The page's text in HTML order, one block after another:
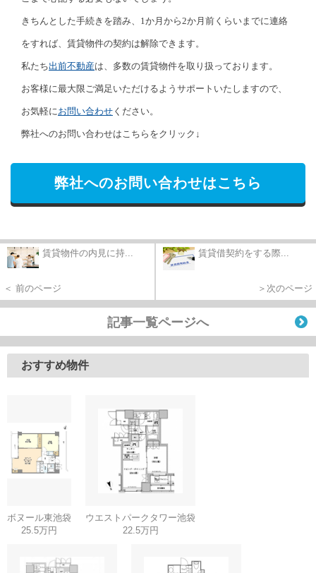
きちんとした手続きを踏み、1か月から2か月前くらいまでに連絡
をすれば、賃貸物件の契約は解除できます。
私たち出前不動産は、多数の賃貸物件を取り扱っております。
お客様に最大限ご満足いただけるようサポートいたしますので、
お気軽にお問い合わせ ください。
弊社へのお問い合わせはこちらをクリック↓
弊社へのお問い合わせはこちら
賃貸物件の内見に持...
＜ 前のページ
賃貸借契約をする際...
＞次のページ
記事一覧ページへ
おすすめ物件
ボヌール東池袋
25.5万円
ウエストパークタワー池袋
22.5万円